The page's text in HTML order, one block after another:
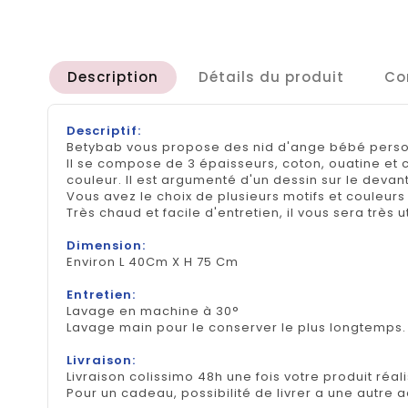
Description Détails du produit
Descriptif:
Betybab vous propose des nid d'ange bébé
Il se compose de 3 épaisseurs, coton, ouatine
couleur. Il est argumenté d'un dessin sur le
Vous avez le choix de plusieurs motifs et
Très chaud et facile d'entretien, il vous sera très
Dimension:
Environ L 40Cm X H 75 Cm
Entretien:
Lavage en machine à 30°
Lavage main pour le conserver le plus
Livraison:
Livraison colissimo 48h une fois votre produit
Pour un cadeau, possibilité de livrer a une autre